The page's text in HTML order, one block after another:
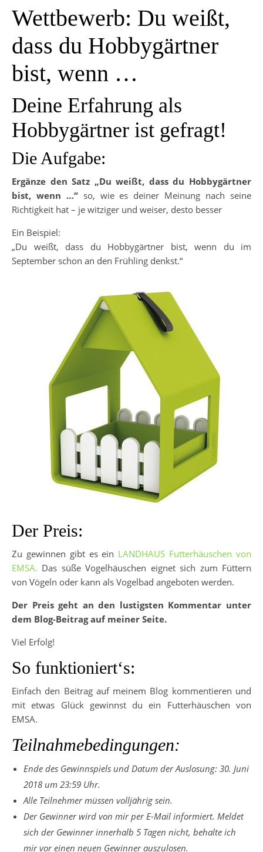
Wettbewerb: Du weißt,
dass du Hobbygärtner
bist, wenn …
Deine Erfahrung als
Hobbygärtner ist gefragt!
Die Aufgabe:
Ergänze den Satz „Du weißt, dass du Hobbygärtner
bist, wenn …“so, wie es deiner Meinung nach seine
Richtigkeit hat – je witziger und weiser, desto besser
Ein Beispiel:
„Du weißt, dass du Hobbygärtner bist, wenn du im
September schon an den Frühling denkst.“
Der Preis:
Zu gewinnen gibt es ein LANDHAUS Futterhäuschen von
EMSA. Das süße Vogelhäuschen eignet sich zum Füttern
von Vögeln oder kann als Vogelbad angeboten werden.
Der Preis geht an den lustigsten Kommentar unter
dem Blog-Beitrag auf meiner Seite.
Viel Erfolg!
So funktioniert‘s:
Einfach den Beitrag auf meinem Blog kommentieren und
mit etwas Glück gewinnst du ein Futterhäuschen von
EMSA.
Teilnahmebedingungen:
Ende des Gewinnspiels und Datum der Auslosung: 30. Juni
2018 um 23:59 Uhr.
Alle Teilnehmer müssen volljährig sein.
Der Gewinner wird von mir per E-Mail informiert. Meldet
sich der Gewinner innerhalb 5 Tagen nicht, behalte ich
mir vor einen neuen Gewinner auszulosen.